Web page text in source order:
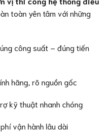
toàn yên tâm với những
công suất – đúng tiến
hãng, rõ nguồn gốc
kỹ thuật nhanh chóng
vận hành lâu dài